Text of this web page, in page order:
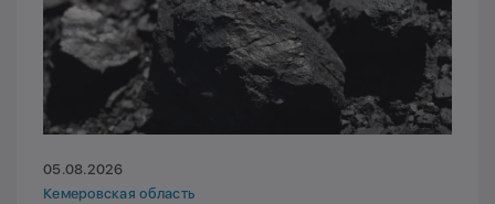
05.08.2026
Кемеровская область